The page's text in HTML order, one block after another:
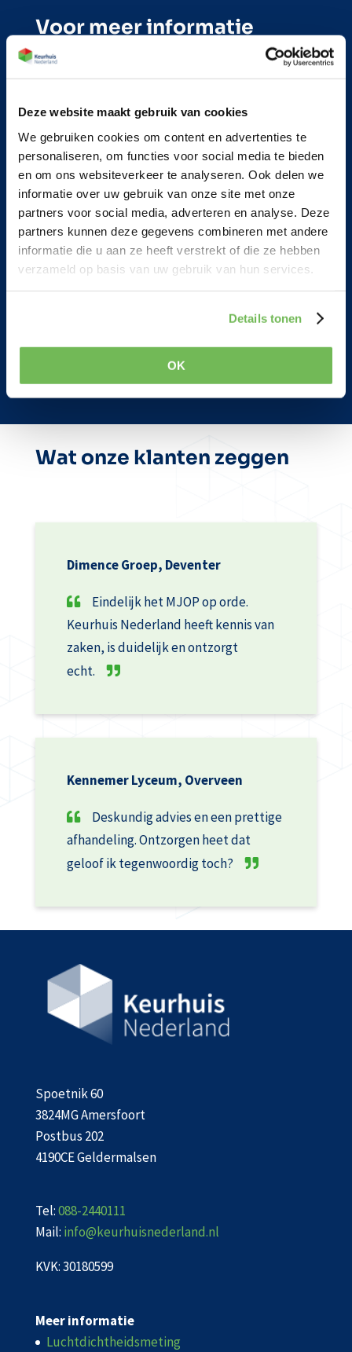
Deze website maakt gebruik van cookies
We gebruiken cookies om content en advertenties te
personaliseren, om functies voor social media te bieden
en om ons websiteverkeer te analyseren. Ook delen we
informatie over uw gebruik van onze site met onze
partners voor social media, adverteren en analyse. Deze
partners kunnen deze gegevens combineren met andere
informatie die u aan ze heeft verstrekt of die ze hebben
verzameld op basis van uw gebruik van hun services.
Details tonen
OK
Voor meer informatie
onderstaande items
Wateraccumulatie onderzoek
Hoe ontstaat wateraccumulatie?
Noodafvoeren en spuwers
Wat wordt onderzocht bij wateraccumulatie?
Deskundigen onderzoek
Wat onze klanten zeggen
Dimence Groep, Deventer
Eindelijk het MJOP op orde.
Keurhuis Nederland heeft kennis van
zaken, is duidelijk en ontzorgt
echt.
Kennemer Lyceum, Overveen
Deskundig advies en een prettige
afhandeling. Ontzorgen heet dat
geloof ik tegenwoordig toch?
Spoetnik 60
3824MG Amersfoort
Postbus 202
4190CE Geldermalsen
Tel:088-2440111
Mail: info@keurhuisnederland.nl
KVK: 30180599
Meer informatie
Luchtdichtheidsmeting